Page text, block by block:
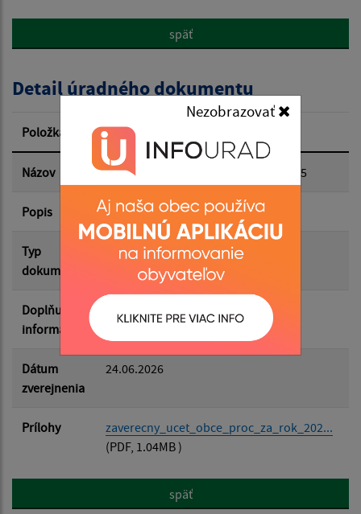
Nezobrazovať
Popis:
Dátum zverejnenia od:
Dátum zverejnenia do:
Filtrovať Reset
späť
Detail úradného dokumentu
Položka Informácia
Názov Záverečný účet obce Proč za rok 2025
Popis
Typ
dokumentu
Rôzne
Doplňujúce
informácie
Dátum
zverejnenia
24.06.2026
Prílohy
zaverecny_ucet_obce_proc_za_rok_202...
(PDF, 1.04MB )
späť